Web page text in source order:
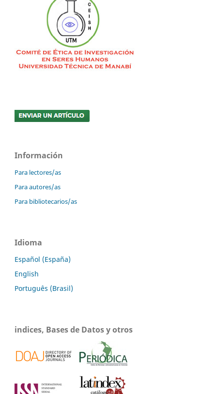
Información
Para lectores/as
Para autores/as
Para bibliotecarios/as
Idioma
Español (España)
English
Português (Brasil)
indices, Bases de Datos y otros